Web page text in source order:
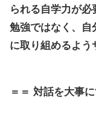
られる自学力が
勉強ではなく、自
に取り組めるよう
＝＝ 対話を大事